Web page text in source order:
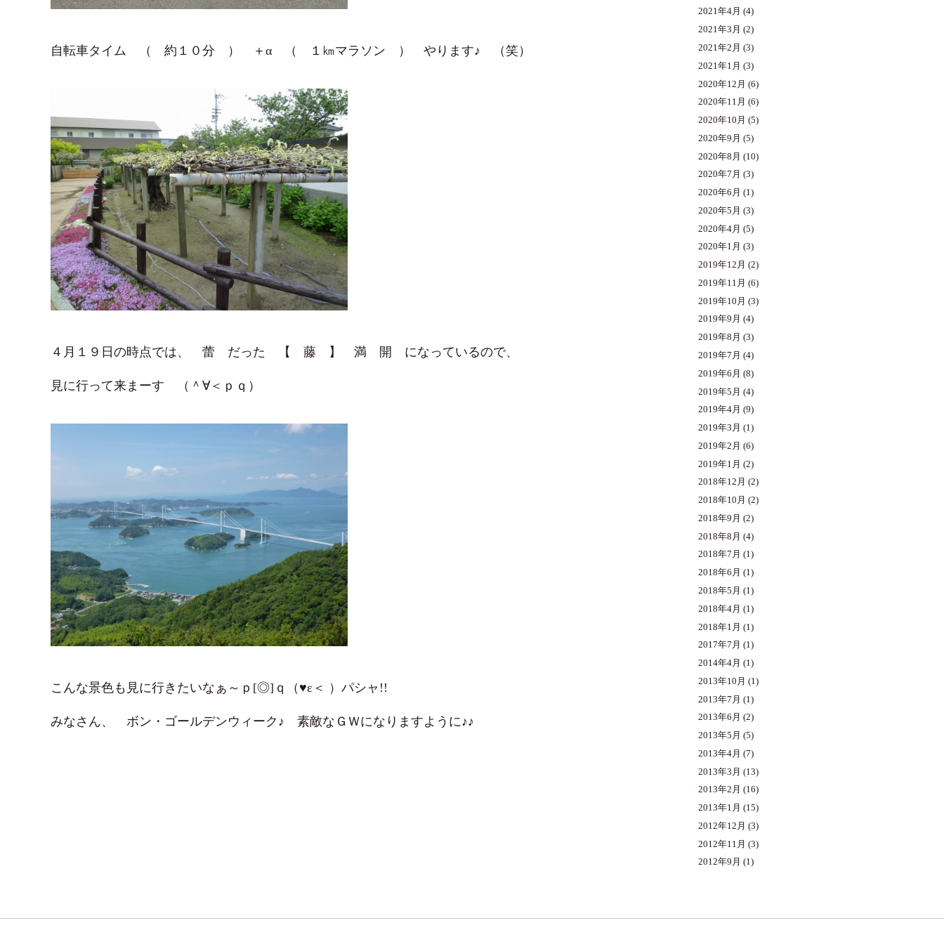
自転車タイム （ 約１０分 ） ＋α （ １㎞マラソン ） やります♪ （笑）
４月１９日の時点では、 蕾 だった 【 藤 】 満 開 になっているので、
見に行って来まーす （＾∀＜ｐｑ）
こんな景色も見に行きたいなぁ～ｐ[◎]ｑ（♥ε＜ ）パシャ!!
みなさん、 ボン・ゴールデンウィーク♪ 素敵なＧＷになりますように♪♪
2021年4月 (4)
2021年3月 (2)
2021年2月 (3)
2021年1月 (3)
2020年12月 (6)
2020年11月 (6)
2020年10月 (5)
2020年9月 (5)
2020年8月 (10)
2020年7月 (3)
2020年6月 (1)
2020年5月 (3)
2020年4月 (5)
2020年1月 (3)
2019年12月 (2)
2019年11月 (6)
2019年10月 (3)
2019年9月 (4)
2019年8月 (3)
2019年7月 (4)
2019年6月 (8)
2019年5月 (4)
2019年4月 (9)
2019年3月 (1)
2019年2月 (6)
2019年1月 (2)
2018年12月 (2)
2018年10月 (2)
2018年9月 (2)
2018年8月 (4)
2018年7月 (1)
2018年6月 (1)
2018年5月 (1)
2018年4月 (1)
2018年1月 (1)
2017年7月 (1)
2014年4月 (1)
2013年10月 (1)
2013年7月 (1)
2013年6月 (2)
2013年5月 (5)
2013年4月 (7)
2013年3月 (13)
2013年2月 (16)
2013年1月 (15)
2012年12月 (3)
2012年11月 (3)
2012年9月 (1)